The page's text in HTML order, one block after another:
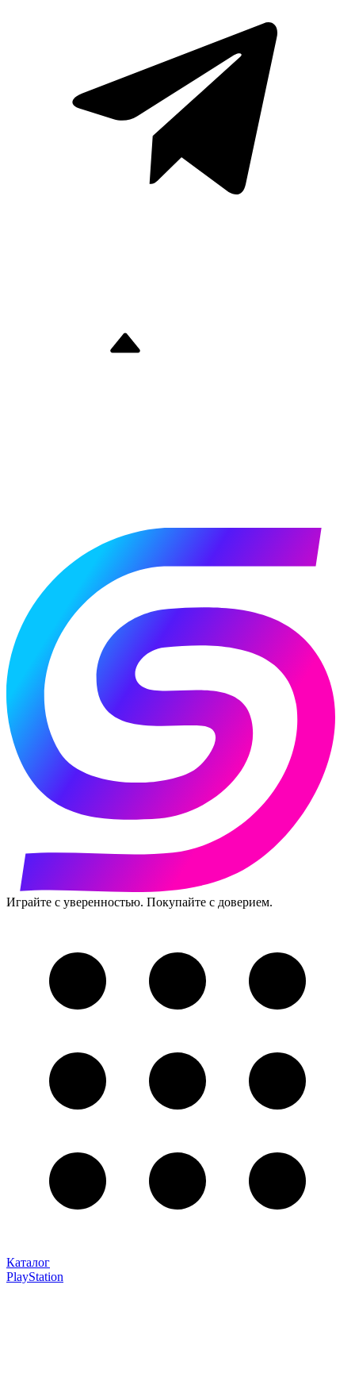
Играйте с уверенностью. Покупайте с доверием.
Каталог
PlayStation